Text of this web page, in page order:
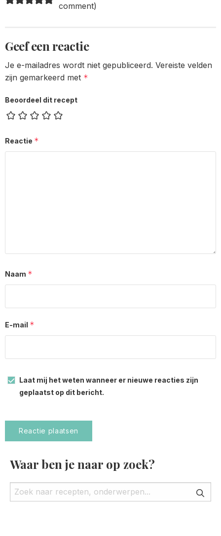
comment)
Geef een reactie
Je e-mailadres wordt niet gepubliceerd. Vereiste velden
zijn gemarkeerd met *
Beoordeel dit recept
Reactie *
Naam *
E-mail *
Laat mij het weten wanneer er nieuwe reacties zijn
geplaatst op dit bericht.
Waar ben je naar op zoek?